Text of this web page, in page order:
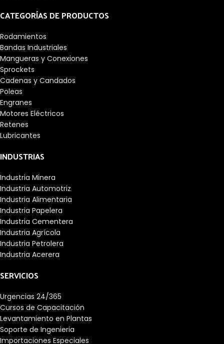
CATEGORÍAS DE PRODUCTOS
Rodamientos
Bandas Industriales
Mangueras y Conexiones
Sprockets
Cadenas y Candados
Poleas
Engranes
Motores Eléctricos
Retenes
Lubricantes
INDUSTRIAS
Industria Minera
Industria Automotriz
Industria Alimentaria
Industria Papelera
Industria Cementera
Industria Agrícola
Industria Petrolera
Industria Acerera
SERVICIOS
Urgencias 24/365
Cursos de Capacitación
Levantamiento en Plantas
Soporte de Ingenieria
Importaciones Especiales